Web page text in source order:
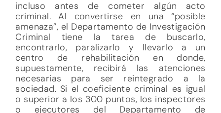
incluso antes de cometer algún acto
criminal. Al convertirse en una “posible
amenaza”, el Departamento de Investigación
Criminal tiene la tarea de buscarlo,
encontrarlo, paralizarlo y llevarlo a un
centro de rehabilitación en donde,
supuestamente, recibirá las atenciones
necesarias para ser reintegrado a la
sociedad. Si el coeficiente criminal es igual
o superior a los 300 puntos, los inspectores
o ejecutores del Departamento de